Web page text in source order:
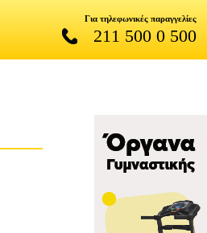
Για τηλεφωνικές παραγγελίες
211 500 0 500